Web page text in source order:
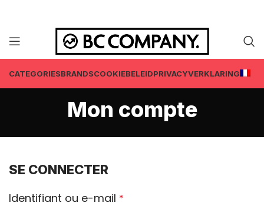
CATEGORIESBRANDSCOOKIEBELEIDPRIVACYVERKLARING
Mon compte
SE CONNECTER
Identifiant ou e-mail *